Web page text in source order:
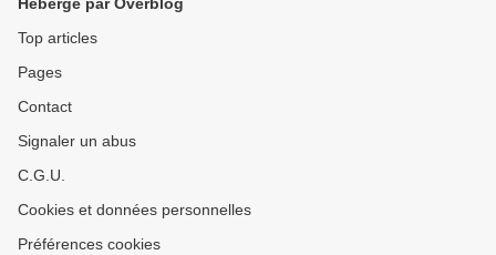
Top articles
Pages
Contact
Signaler un abus
C.G.U.
Cookies et données personnelles
Préférences cookies